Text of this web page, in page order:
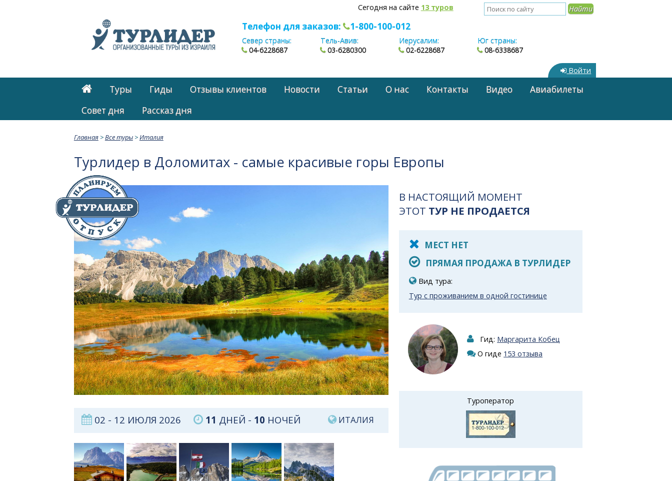
Сегодня на сайте 13 туров
Телефон для заказов: 1-800-100-012
Север страны:
04-6228687
Тель-Авив:
03-6280300
Иерусалим:
02-6228687
Юг страны:
08-6338687
Войти
Туры Гиды Отзывы клиентов Новости Статьи О нас Контакты Видео
Авиабилеты
Cовет дня
Рассказ дня
Главная>Все туры>Италия
Турлидер в Доломитах - самые красивые горы Европы
02 - 12 ИЮЛЯ 2026 11 ДНЕЙ - 10 НОЧЕЙ ИТАЛИЯ
В НАСТОЯЩИЙ МОМЕНТ
ЭТОТ ТУР НЕ ПРОДАЕТСЯ
МЕСТ НЕТ
ПРЯМАЯ ПРОДАЖА В ТУРЛИДЕР
Вид тура:
Тур с проживанием в одной гостинице
Гид: Маргарита Кобец
О гиде 153 отзыва
Туроператор